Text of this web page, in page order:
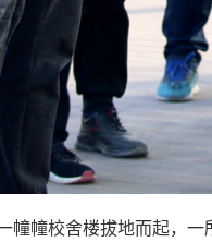
幢幢校舍楼拔地而起，